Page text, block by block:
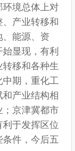
环境总体上对
产业转移和
能源、资
显现，有利
移和各种生
期，重化工
产业结构相
京津冀都市
于发挥区位
件，今后五